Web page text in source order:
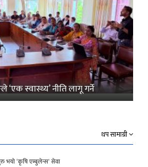
‘एक स्वास्थ्य’ नीति लागू गर्ने
थप सामाग्री
भयो ‘कृषि एम्बुलेन्स’ सेवा